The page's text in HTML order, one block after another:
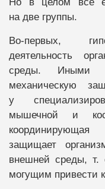
на две группы.
Во-первых,
деятельность
среды. Иными
механическую
у
мышечной и
координирующая
защищает
внешней среды, т.
могущим привести